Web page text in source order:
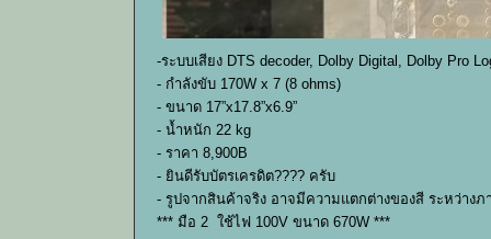
-ระบบเสียง DTS decoder, Dolby Digital, Dolby Pro
- กำลังขับ 170W x 7 (8 ohms)
- ขนาด 17”x17.8”x6.9”
- น้ำหนัก 22 kg
- ราคา 8,900B
- ยินดีรับบัตรเครดิต???? ครับ
- รูปจากสินค้าจริง อาจมีความแตกต่างของสี ระหว่าง
*** มือ 2 ใช้ไฟ 100V ขนาด 670W ***